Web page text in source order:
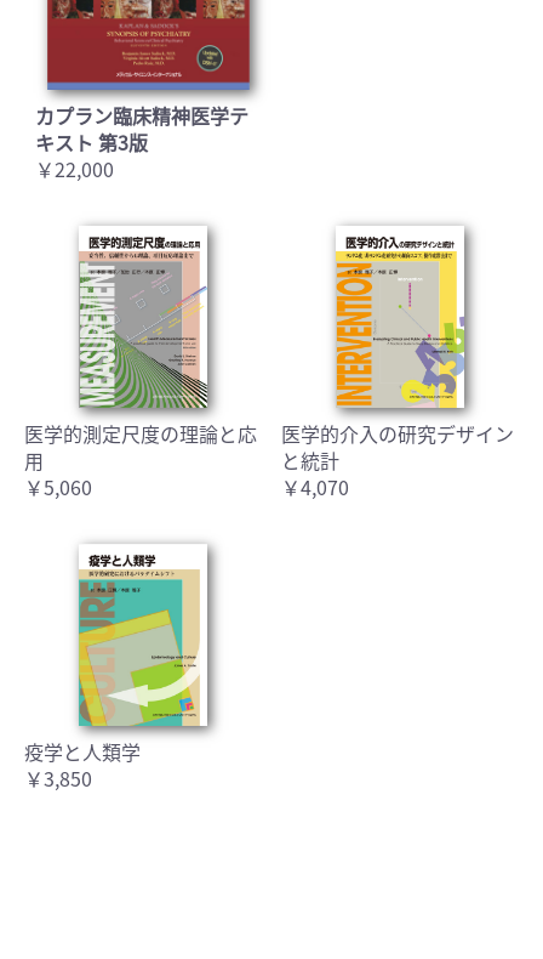
カプラン臨床精神医学テ
キスト 第3版
￥22,000
医学的測定尺度の理論と応
用
￥5,060
医学的介入の研究デザイン
と統計
￥4,070
疫学と人類学
￥3,850